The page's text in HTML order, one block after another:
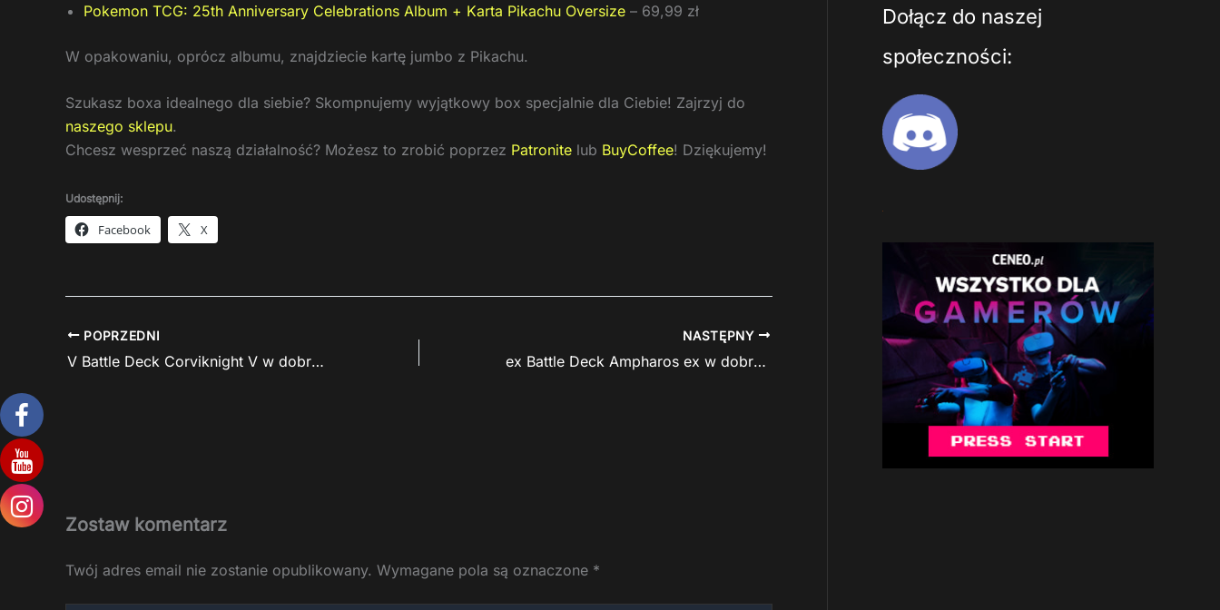
Pokemon TCG: 25th Anniversary Celebrations Album + Karta Pikachu Oversize – 69,99 zł
W opakowaniu, oprócz albumu, znajdziecie kartę jumbo z Pikachu.
Szukasz boxa idealnego dla siebie? Skompnujemy wyjątkowy box specjalnie dla Ciebie! Zajrzyj do
naszego sklepu.
Chcesz wesprzeć naszą działalność? Możesz to zrobić poprzez Patronite lub BuyCoffee! Dziękujemy!
Udostępnij:
Facebook X
POPRZEDNI
V Battle Deck Corviknight V w dobrej cenie
NASTĘPNY
ex Battle Deck Ampharos ex w dobrej cenie
Zostaw komentarz
Twój adres email nie zostanie opublikowany. Wymagane pola są oznaczone *
Dołącz do naszej
społeczności: